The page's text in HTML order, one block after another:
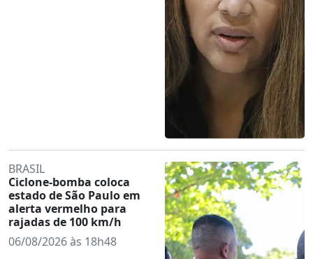
BRASIL
Ciclone-bomba coloca
estado de São Paulo em
alerta vermelho para
rajadas de 100 km/h
06/08/2026 às 18h48